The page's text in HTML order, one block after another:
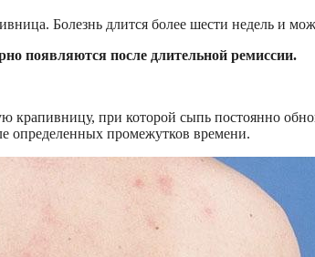
Болезнь длится более шести недель и
появляются после длительной ремиссии.
крапивницу, при которой сыпь постоянно
определенных промежутков времени.